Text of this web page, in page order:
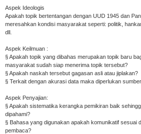
Aspek Ideologis
Apakah topik bertentangan dengan UUD 1945 dan
meresahkan kondisi masyarakat seperti: politik,
dll.
Aspek Keilmuan :
§ Apakah topik yang dibahas merupakan topik baru
masyarakat sudah siap menerima topik tersebut?
§ Apakah naskah tersebut gagasan asli atau jiplakan?
§ Terkait dengan akurasi data maka diperlukan
Aspek Penyajian:
§ Apakah sistematika kerangka pemikiran baik
dipahami?
§ Bahasa yang digunakan apakah komunikatif sesuai
pembaca?